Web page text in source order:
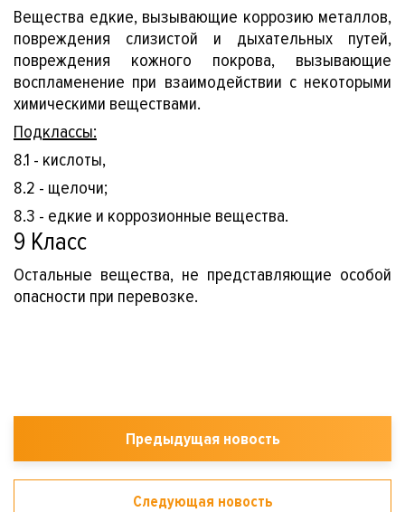
Вещества едкие, вызывающие коррозию металлов,
повреждения слизистой и дыхательных путей,
повреждения кожного покрова, вызывающие
воспламенение при взаимодействии с некоторыми
химическими веществами.
Подклассы:
8.1 - кислоты,
8.2 - щелочи;
8.3 - едкие и коррозионные вещества.
9 Класс
Остальные вещества, не представляющие особой
опасности при перевозке.
Предыдущая новость
Следующая новость